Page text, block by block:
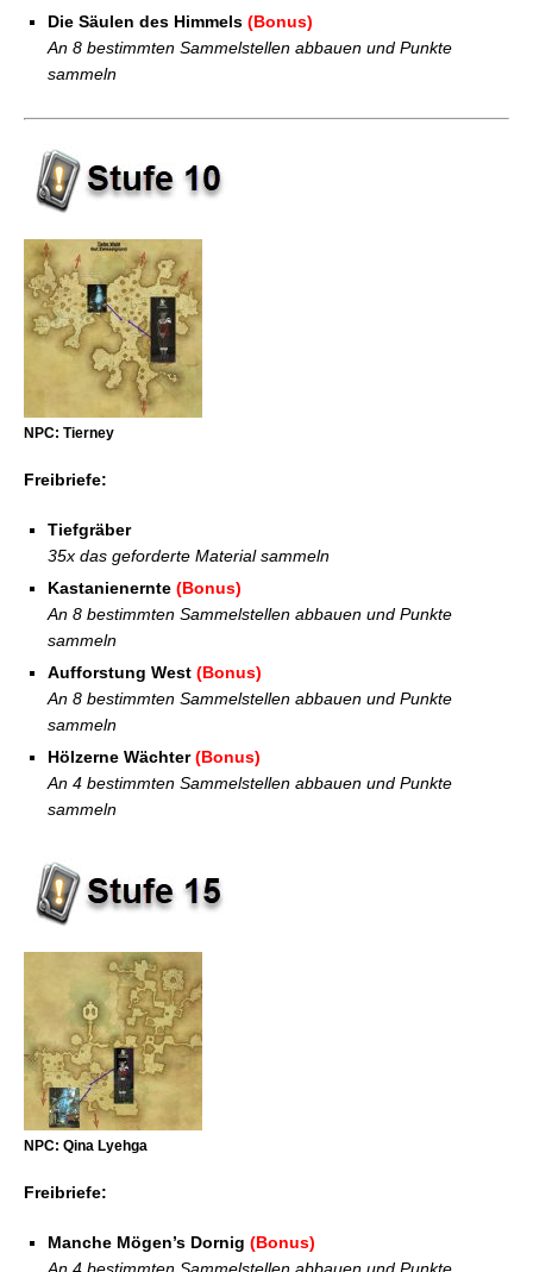
Die Säulen des Himmels (Bonus)
An 8 bestimmten Sammelstellen abbauen und Punkte
sammeln
NPC: Tierney
Freibriefe:
Tiefgräber
35x das geforderte Material sammeln
Kastanienernte (Bonus)
An 8 bestimmten Sammelstellen abbauen und Punkte
sammeln
Aufforstung West (Bonus)
An 8 bestimmten Sammelstellen abbauen und Punkte
sammeln
Hölzerne Wächter(Bonus)
An 4 bestimmten Sammelstellen abbauen und Punkte
sammeln
NPC: Qina Lyehga
Freibriefe:
Manche Mögen’s Dornig (Bonus)
An 4 bestimmten Sammelstellen abbauen und Punkte